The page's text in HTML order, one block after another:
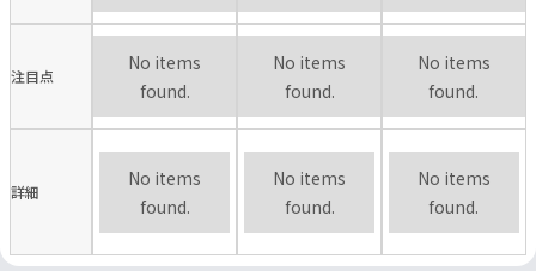
注目点
No items
found.
No items
found.
No items
found.
詳細
No items
found.
No items
found.
No items
found.